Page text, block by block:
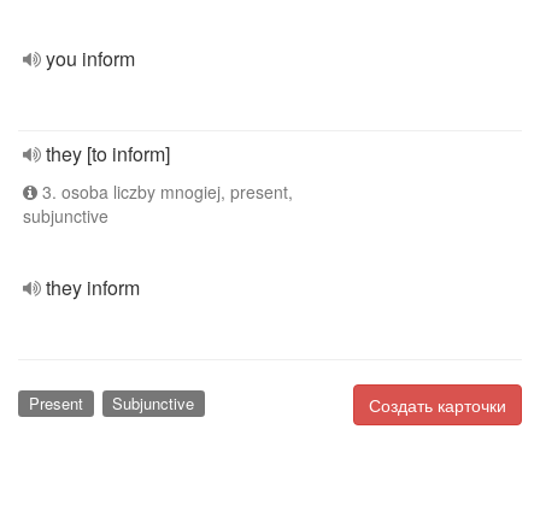
you inform
they [to inform]
3. osoba liczby mnogiej, present,
subjunctive
they inform
Создать карточки
Present Subjunctive